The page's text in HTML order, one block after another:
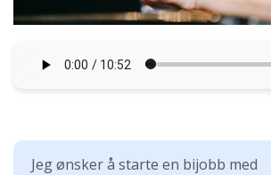
Jeg ønsker å starte en bijobb med